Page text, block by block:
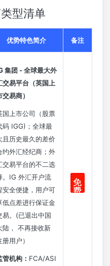
型清单
优势特色简介 备注
集团 - 全球最大外
交易平台（英国上
交易商）
国上市公司（股票
码 IGG)；全球最
且历史最久的差价
约外汇经纪商；外
交易平台的不二选
。IG 外汇开户流
安全便捷，用户可
低点差进行保证金
易。(已退出中国
陆， 不再接收新
册用户）
管机构： FCA/ASI
免
费